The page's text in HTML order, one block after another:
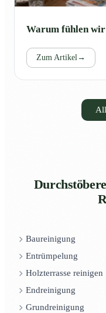
Warum fühlen wir
Zum Artikel→
Baureinigung
Entrümpelung
Holzterrasse reinigen
Endreinigung
Grundreinigung